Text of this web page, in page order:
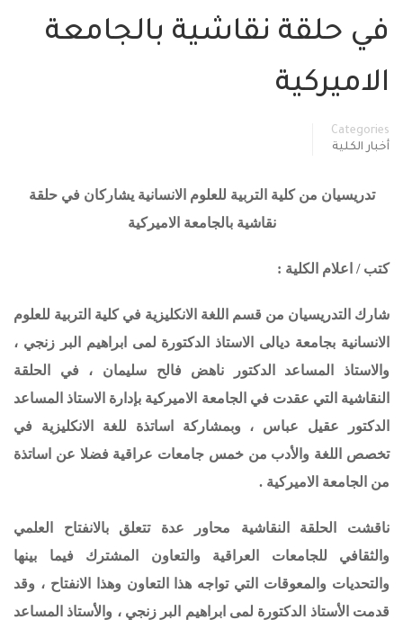
في حلقة نقاشية بالجامعة
الاميركية
Categories
أخبار الكلية
تدريسيان من كلية التربية للعلوم الانسانية يشاركان في حلقة
نقاشية بالجامعة الاميركية
كتب / اعلام الكلية :
شارك التدريسيان من قسم اللغة الانكليزية في كلية التربية للعلوم
الانسانية بجامعة ديالى الاستاذ الدكتورة لمى ابراهيم البر زنجي ،
والاستاذ المساعد الدكتور ناهض فالح سليمان ، في الحلقة
النقاشية التي عقدت في الجامعة الاميركية بإدارة الاستاذ المساعد
الدكتور عقيل عباس ، وبمشاركة اساتذة للغة الانكليزية في
تخصص اللغة والأدب من خمس جامعات عراقية فضلا عن اساتذة
من الجامعة الاميركية .
ناقشت الحلقة النقاشية محاور عدة تتعلق بالانفتاح العلمي
والثقافي للجامعات العراقية والتعاون المشترك فيما بينها
والتحديات والمعوقات التي تواجه هذا التعاون وهذا الانفتاح ، وقد
قدمت الأستاذ الدكتورة لمى ابراهيم البر زنجي ، والأستاذ المساعد